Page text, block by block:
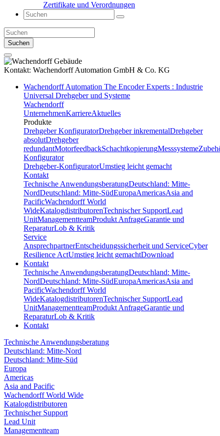
Zertifikate und Verordnungen
Suchen
Kontakt: Wachendorff Automation GmbH & Co. KG
Wachendorff Automation The Encoder Experts : Industrie
Universal Drehgeber und Systeme
Wachendorff
UnternehmenKarriereAktuelles
Produkte
Drehgeber KonfiguratorDrehgeber inkrementalDrehgeber
absolutDrehgeber
redundantMotorfeedbackSchachtkopierungMesssysteme
Konfigurator
Drehgeber-KonfiguratorUmstieg leicht gemacht
Kontakt
Technische AnwendungsberatungDeutschland: Mitte-
NordDeutschland: Mitte-SüdEuropaAmericasAsia and
PacificWachendorff World
WideKatalogdistributorenTechnischer SupportLead
UnitManagementteamProdukt AnfrageGarantie und
ReparaturLob & Kritik
Service
AnsprechpartnerEntscheidungssicherheit und ServiceCyber
Resilience ActUmstieg leicht gemachtDownload
Kontakt
Technische AnwendungsberatungDeutschland: Mitte-
NordDeutschland: Mitte-SüdEuropaAmericasAsia and
PacificWachendorff World
WideKatalogdistributorenTechnischer SupportLead
UnitManagementteamProdukt AnfrageGarantie und
ReparaturLob & Kritik
Kontakt
Technische Anwendungsberatung
Deutschland: Mitte-Nord
Deutschland: Mitte-Süd
Europa
Americas
Asia and Pacific
Wachendorff World Wide
Katalogdistributoren
Technischer Support
Lead Unit
Managementteam